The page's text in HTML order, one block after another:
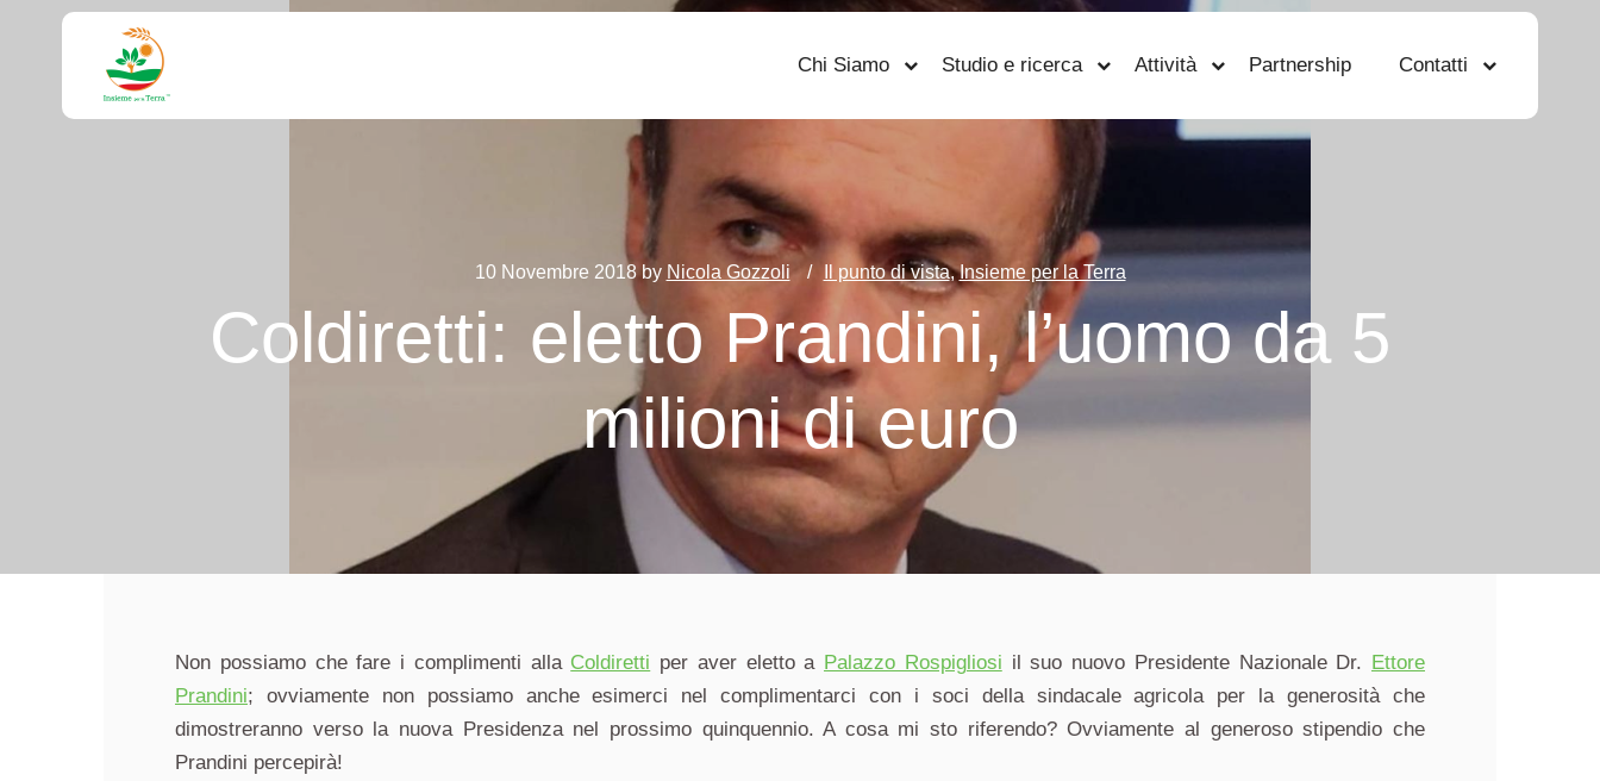
Chi Siamo Studio e ricerca Attività Partnership Contatti
10 Novembre 2018by Nicola Gozzoli Il punto di vista,Insieme per la Terra
Coldiretti: eletto Prandini, l’uomo da 5
milioni di euro
Non possiamo che fare i complimenti alla Coldiretti per aver eletto a Palazzo Rospigliosi il suo nuovo Presidente Nazionale Dr. Ettore
Prandini; ovviamente non possiamo anche esimerci nel complimentarci con i soci della sindacale agricola per la generosità che
dimostreranno verso la nuova Presidenza nel prossimo quinquennio. A cosa mi sto riferendo? Ovviamente al generoso stipendio che
Prandini percepirà!